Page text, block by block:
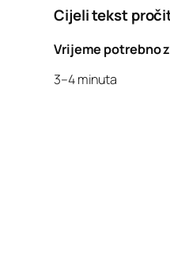
Cijeli tekst
Vrijeme potrebno
3–4 minuta